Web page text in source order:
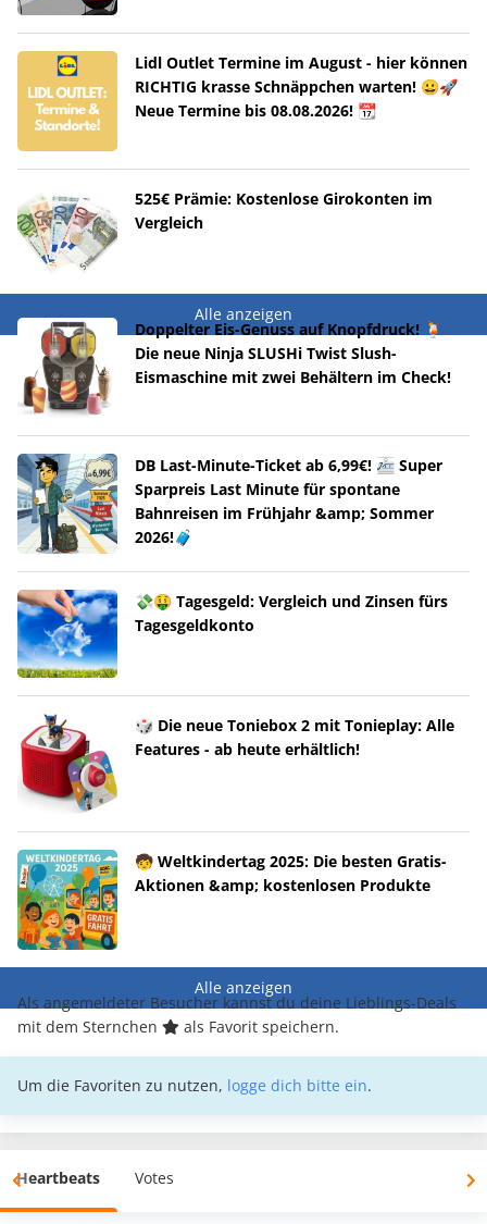
Lidl Outlet Termine im August - hier können
RICHTIG krasse Schnäppchen warten! 😀🚀
Neue Termine bis 08.08.2026! 📆
525€ Prämie: Kostenlose Girokonten im
Vergleich
Alle anzeigen
Doppelter Eis-Genuss auf Knopfdruck! 🍹
Die neue Ninja SLUSHi Twist Slush-
Eismaschine mit zwei Behältern im Check!
DB Last-Minute-Ticket ab 6,99€! 🚈 Super
Sparpreis Last Minute für spontane
Bahnreisen im Frühjahr &amp; Sommer
2026!🧳
💸🤑 Tagesgeld: Vergleich und Zinsen fürs
Tagesgeldkonto
🎲 Die neue Toniebox 2 mit Tonieplay: Alle
Features - ab heute erhältlich!
🧒 Weltkindertag 2025: Die besten Gratis-
Aktionen &amp; kostenlosen Produkte
Alle anzeigen
Als angemeldeter Besucher kannst du deine Lieblings-Deals
mit dem Sternchen
als Favorit speichern.
Um die Favoriten zu nutzen, logge dich bitte ein.
Heartbeats Votes